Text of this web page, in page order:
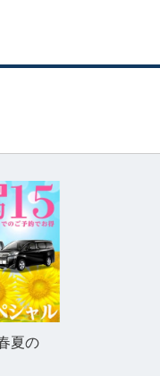
夏の